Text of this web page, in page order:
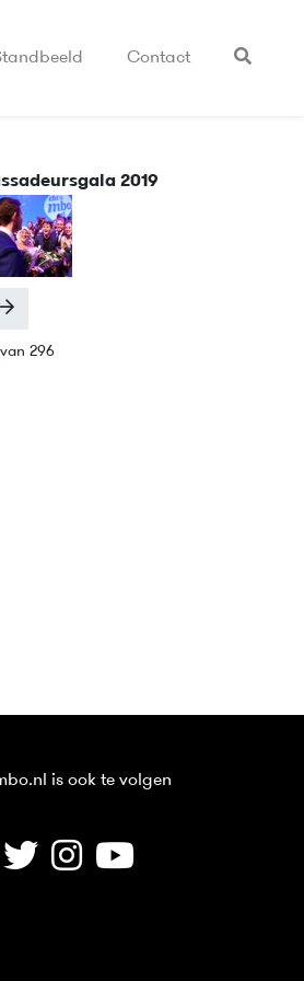
Contact
2019
296
is ook te volgen